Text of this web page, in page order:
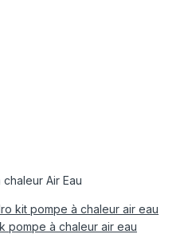
Air Eau
kit pompe à chaleur air eau
pompe à chaleur air eau